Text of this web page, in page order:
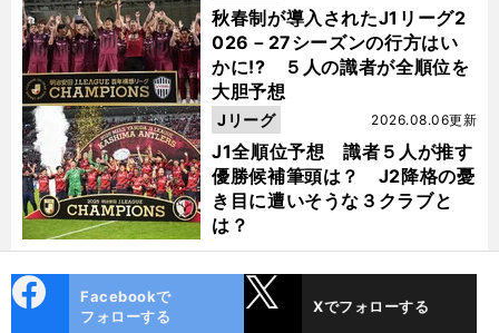
秋春制が導入されたJ1リーグ2
026－27シーズンの行方はい
かに!? ５人の識者が全順位を
大胆予想
J1全順位予想 識者５人が推す
優勝候補筆頭は？ J2降格の憂
き目に遭いそうな３クラブと
は？
2026.08.06更新
Jリーグ
ok
Facebookで
フォローする
Xでフォローする